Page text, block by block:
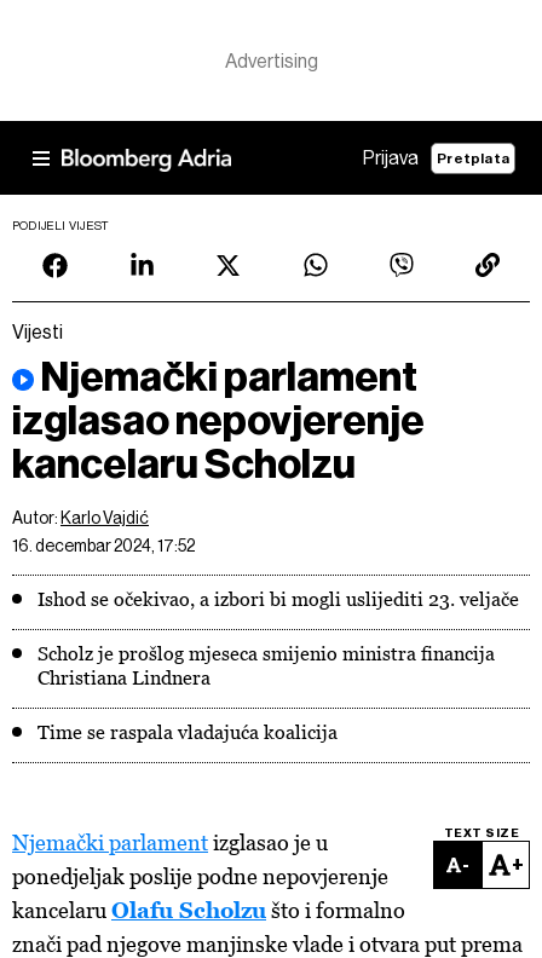
Prijava Pretplata
PODIJELI VIJEST
Vijesti
Njemački parlament
izglasao nepovjerenje
kancelaru Scholzu
Autor: Karlo Vajdić
16. decembar 2024, 17:52
Ishod se očekivao, a izbori bi mogli uslijediti 23. veljače
Scholz je prošlog mjeseca smijenio ministra financija
Christiana Lindnera
Time se raspala vladajuća koalicija
TEXT SIZE
- +
Njemački parlamentizglasao je u
ponedjeljak poslije podne nepovjerenje
kancelaru Olafu Scholzu što i formalno
znači pad njegove manjinske vlade i otvara put prema